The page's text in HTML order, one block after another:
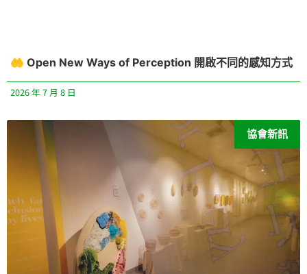
🤲 Open New Ways of Perception 開啟不同的感知方式
2026 年 7 月 8 日
協會新訊